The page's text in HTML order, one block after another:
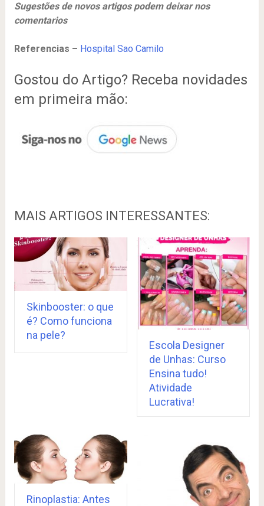
Sugestões de novos artigos podem deixar nos
comentarios
Referencias – Hospital Sao Camilo
Gostou do Artigo? Receba novidades
em primeira mão:
MAIS ARTIGOS INTERESSANTES:
Skinbooster: o que
é? Como funciona
na pele?
Escola Designer
de Unhas: Curso
Ensina tudo!
Atividade
Lucrativa!
Rinoplastia: Antes